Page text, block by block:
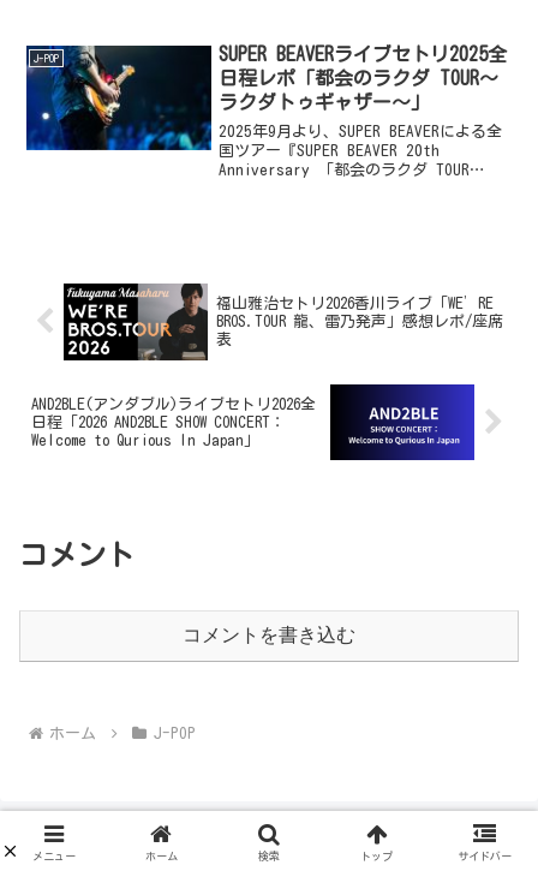
されます。2024年...
J-POP
SUPER BEAVERライブセトリ2025全
日程レポ「都会のラクダ TOUR〜
ラクダトゥギャザー〜」
2025年9月より、SUPER BEAVERによる全
国ツアー『SUPER BEAVER 20th
Anniversary 「都会のラクダ TOUR
福山雅治セトリ2026香川ライブ「WE’RE
BROS.TOUR 龍、雷乃発声」感想レポ/座席
表
AND2BLE(アンダブル)ライブセトリ2026全
日程「2026 AND2BLE SHOW CONCERT：
Welcome to Qurious In Japan」
コメント
コメントを書き込む
ホーム J-POP
▼エリア検索
メニュー ホーム 検索 トップ サイドバー